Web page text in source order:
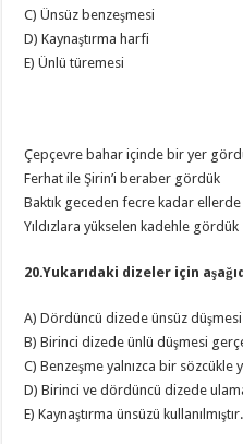
C) Ünsüz benzeşmesi
D) Kaynaştırma harfi
E) Ünlü türemesi
Çepçevre bahar içinde bir yer
Ferhat ile Şirin’i beraber gördük
Baktık geceden fecre kadar ellerde
Yıldızlara yükselen kadehle gördük
20.Yukarıdaki dizeler için
A) Dördüncü dizede ünsüz
B) Birinci dizede ünlü düşmesi
C) Benzeşme yalnızca bir sözcükle
D) Birinci ve dördüncü dizede ulama
E) Kaynaştırma ünsüzü kullanılmıştır.